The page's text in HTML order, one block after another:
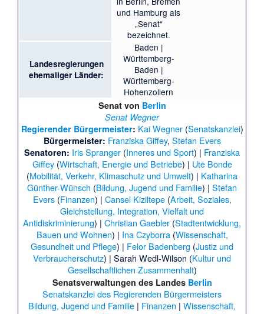
und Hamburg als
„Senat“
bezeichnet.
Landesregierungen
ehemaliger Länder:
Baden |
Württemberg-
Baden |
Württemberg-
Hohenzollern
Senatvon Berlin
Senat Wegner
Regierender Bürgermeister: Kai Wegner(Senatskanzlei)
Bürgermeister: Franziska Giffey, Stefan Evers
Senatoren: Iris Spranger (Inneres und Sport) | Franziska
Giffey(Wirtschaft, Energie und Betriebe) | Ute Bonde
(Mobilität, Verkehr, Klimaschutz und Umwelt) | Katharina
Günther-Wünsch (Bildung, Jugend und Familie) | Stefan
Evers(Finanzen) | Cansel Kiziltepe(Arbeit, Soziales,
Gleichstellung, Integration, Vielfalt und
Antidiskriminierung) | Christian Gaebler (Stadtentwicklung,
Bauen und Wohnen) | Ina Czyborra(Wissenschaft,
Gesundheit und Pflege) | Felor Badenberg (Justiz und
Verbraucherschutz) | Sarah Wedl-Wilson (Kultur und
Gesellschaftlichen Zusammenhalt)
Senatsverwaltungen des Landes Berlin
Senatskanzlei des Regierenden Bürgermeisters
Bildung, Jugend und Familie | Finanzen | Wissenschaft,